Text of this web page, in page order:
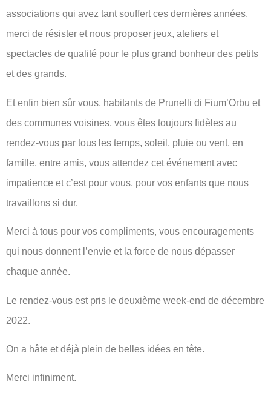
associations qui avez tant souffert ces dernières années,
merci de résister et nous proposer jeux, ateliers et
spectacles de qualité pour le plus grand bonheur des petits
et des grands.
Et enfin bien sûr vous, habitants de Prunelli di Fium’Orbu et
des communes voisines, vous êtes toujours fidèles au
rendez-vous par tous les temps, soleil, pluie ou vent, en
famille, entre amis, vous attendez cet événement avec
impatience et c’est pour vous, pour vos enfants que nous
travaillons si dur.
Merci à tous pour vos compliments, vous encouragements
qui nous donnent l’envie et la force de nous dépasser
chaque année.
Le rendez-vous est pris le deuxième week-end de décembre
2022.
On a hâte et déjà plein de belles idées en tête.
Merci infiniment.